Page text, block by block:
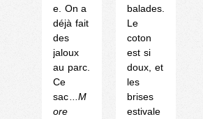
e. On a
déjà fait
des
jaloux
au parc.
Ce
sac
...M
ore
balades.
Le
coton
est si
doux, et
les
brises
estivale